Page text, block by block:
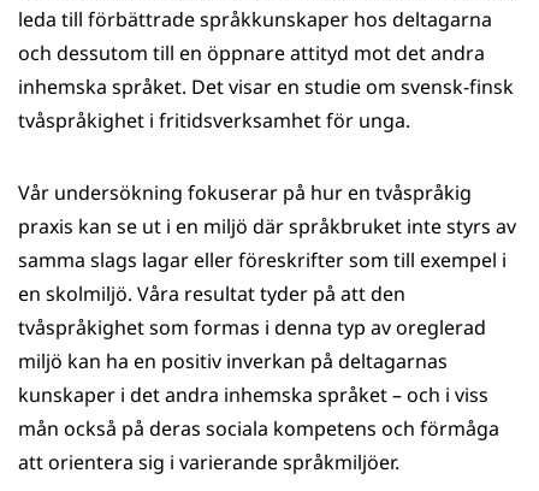
leda till förbättrade språkkunskaper hos deltagarna
och dessutom till en öppnare attityd mot det andra
inhemska språket. Det visar en studie om svensk-finsk
tvåspråkighet i fritidsverksamhet för unga.
Vår undersökning fokuserar på hur en tvåspråkig
praxis kan se ut i en miljö där språkbruket inte styrs av
samma slags lagar eller föreskrifter som till exempel i
en skolmiljö. Våra resultat tyder på att den
tvåspråkighet som formas i denna typ av oreglerad
miljö kan ha en positiv inverkan på deltagarnas
kunskaper i det andra inhemska språket – och i viss
mån också på deras sociala kompetens och förmåga
att orientera sig i varierande språkmiljöer.